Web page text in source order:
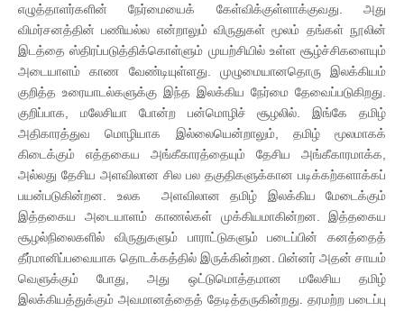
எழுத்தாளர்களின் நேர்மையைக் கேள்விக்குள்ளாக்குவது. அது
விமர்சனத்தின் பணியல்ல என்றாலும் விருதுகள் மூலம் தங்கள் நூலின்
இடத்தை ஸ்திரப்படுத்திக்கொள்ளும் முயற்சியில் உள்ள சூழ்ச்சிகளையும்
அடையாளம் காண வேண்டியுள்ளது. முழுமையானதொரு இலக்கியம்
குறித்த உரையாடல்களுக்கு இந்த இலக்கிய நேர்மை தேவைப்படுகிறது.
குறிப்பாக, மலேசியா போன்ற பன்மொழிச் சூழலில். இங்கே தமிழ்
அதிகாரத்துவ மொழியாக இல்லையென்றாலும், தமிழ் மூலமாகக்
கிடைக்கும் எத்தகைய அங்கீகாரத்தையும் தேசிய அங்கீகாரமாக்க,
அல்லது தேசிய அளவிலான சில பல தகுதிகளுக்கான படிக்கற்களாக்கப்
பயன்படுகின்றன. உலக அளவிலான தமிழ் இலக்கிய மேடைக்கும்
இத்தகைய அடையாளம் காணல்கள் முக்கியமாகின்றன. இத்தகைய
சூழல்நிலைகளில் விருதுகளும் பாராட்டுகளும் படைப்பின் கனத்தைத்
தீர்மானிப்பவையாக தொடக்கத்தில் இருக்கின்றன. பின்னர் அதன் சாயம்
வெளுக்கும் போது, அது ஒட்டுமொத்தமான மலேசிய தமிழ்
இலக்கியத்துக்கும் அவமானத்தைத் தேடித்தருகின்றது. தரமற்ற படைப்பு